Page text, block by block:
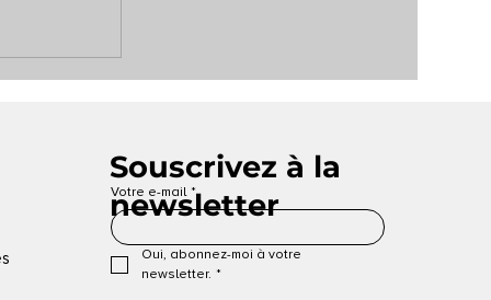
Votre e-mail *
Oui, abonnez-moi à votre
newsletter. *
Souscrivez à la
newsletter